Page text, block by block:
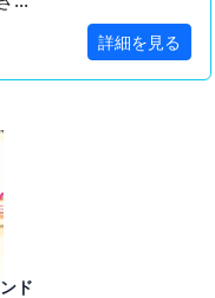
詳細を見る
ド